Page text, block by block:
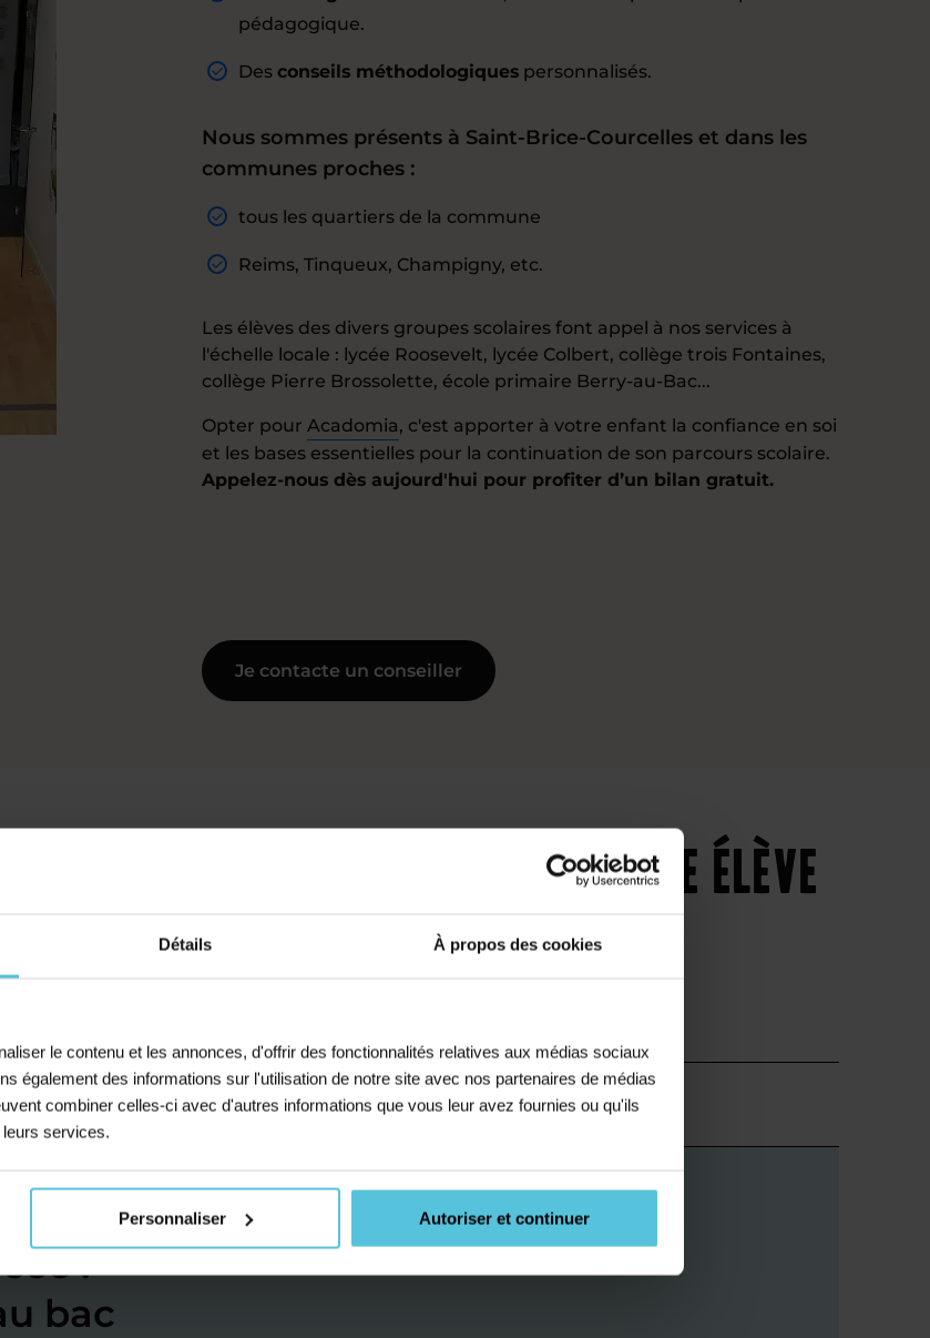
Détails À propos des cookies
le contenu et les annonces, d'offrir des fonctionnalités relatives aux médias sociaux
également des informations sur l'utilisation de notre site avec nos partenaires de médias
combiner celles-ci avec d'autres informations que vous leur avez fournies ou qu'ils
services.
Personnaliser Autoriser et continuer
pédagogique.
Des conseils méthodologiques personnalisés.
Nous sommes présents à Saint-Brice-Courcelles et dans les
communes proches :
tous les quartiers de la commune
Reims, Tinqueux, Champigny, etc.
Les élèves des divers groupes scolaires font appel à nos services à
l'échelle locale : lycée Roosevelt, lycée Colbert, collège trois Fontaines,
collège Pierre Brossolette, école primaire Berry-au-Bac...
Opter pour Acadomia, c'est apporter à votre enfant la confiance en soi
et les bases essentielles pour la continuation de son parcours scolaire.
Appelez-nous dès aujourd'hui pour profiter d’un bilan gratuit.
Je contacte un conseiller
Brice-Courcelles pour chaque élève
Collège Supérieur
:
bac